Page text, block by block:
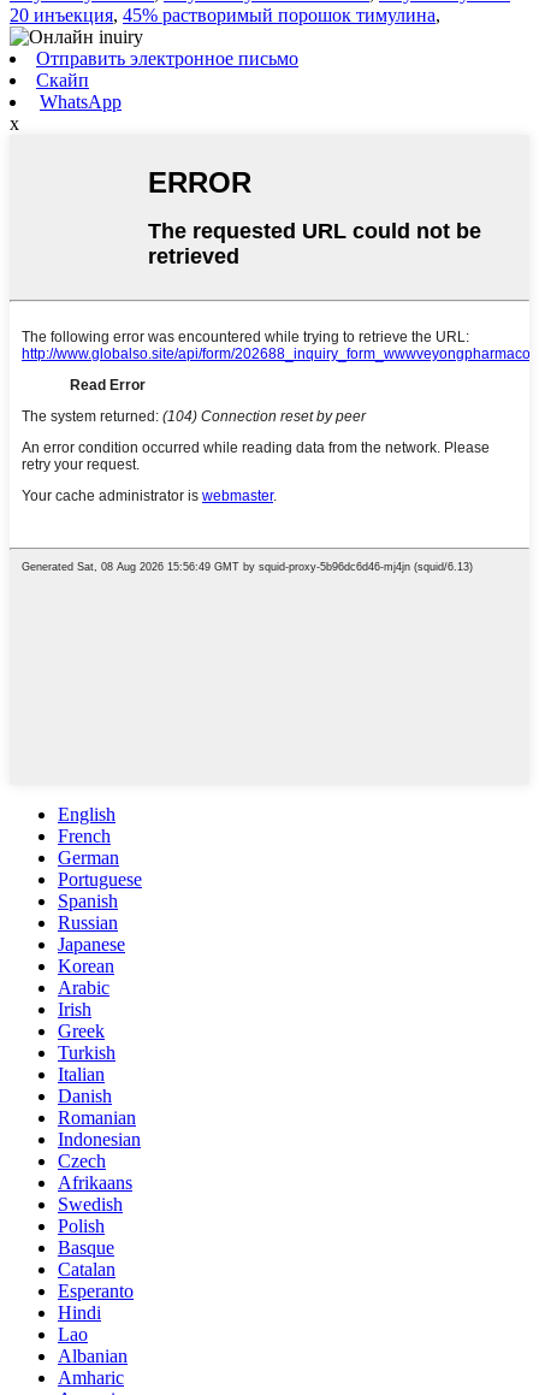
20 инъекция, 45% растворимый порошок тимулина,
Отправить электронное письмо
Скайп
WhatsApp
x
English
French
German
Portuguese
Spanish
Russian
Japanese
Korean
Arabic
Irish
Greek
Turkish
Italian
Danish
Romanian
Indonesian
Czech
Afrikaans
Swedish
Polish
Basque
Catalan
Esperanto
Hindi
Lao
Albanian
Amharic